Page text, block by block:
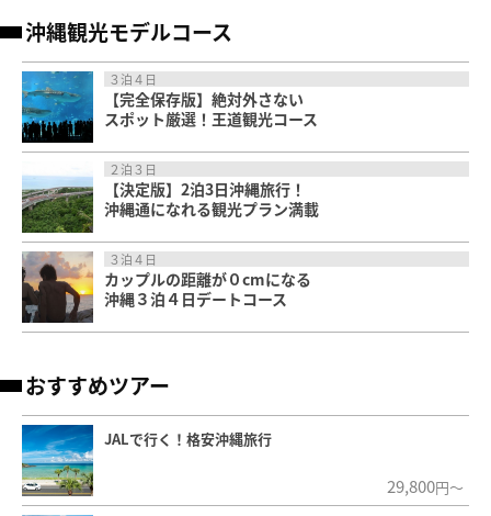
沖縄観光モデルコース
３泊４日
【完全保存版】絶対外さない
スポット厳選！王道観光コース
２泊３日
【決定版】2泊3日沖縄旅行！
沖縄通になれる観光プラン満載
３泊４日
カップルの距離が０cmになる
沖縄３泊４日デートコース
おすすめツアー
JALで行く！格安沖縄旅行
29,800円～